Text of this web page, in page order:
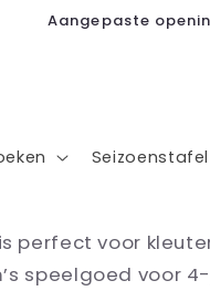
Aangepaste
Seizoenstafel
perfect voor
speelgoed voor